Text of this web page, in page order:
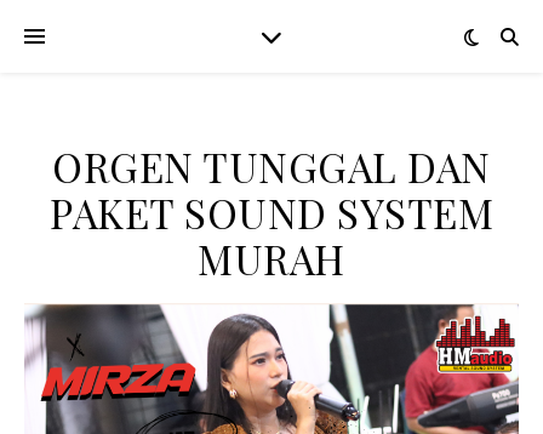
ORGEN TUNGGAL DAN
PAKET SOUND SYSTEM
MURAH